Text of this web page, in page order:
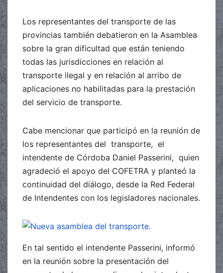
Los representantes del transporte de las
provincias también debatieron en la Asamblea
sobre la gran dificultad que están teniendo
todas las jurisdicciones en relación al
transporte ilegal y en relación al arribo de
aplicaciones no habilitadas para la prestación
del servicio de transporte.
Cabe mencionar que participó en la reunión de
los representantes del transporte, el
intendente de Córdoba Daniel Passerini, quien
agradeció el apoyo del COFETRA y planteó la
continuidad del diálogo, desde la Red Federal
de Intendentes con los legisladores nacionales.
En tal sentido el intendente Passerini, informó
en la reunión sobre la presentación del